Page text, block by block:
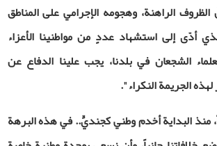
الراهنة، وهجومه الإجرامي على المناطق
أدّى إلى استشهاد عددٍ من مواطنينا الأعزاء
الشجعان في بلدنا، يجب علينا الدفاع عن
لهذه الجريمة النكراء".
منذ البداية أخدم وطني كجنديٍّ.. في هذه البرهة